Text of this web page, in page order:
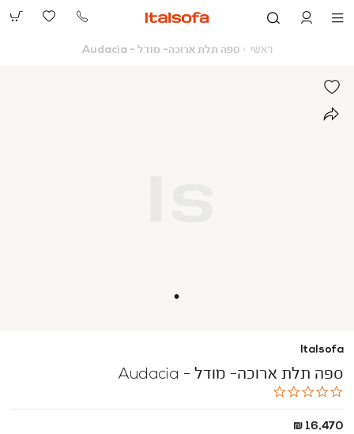
073-
ראשי ראשי
ספה תלת ארוכה- מודל - Audacia
Italsofa
ספה תלת ארוכה- מודל - Audacia
החל
16,470 ₪